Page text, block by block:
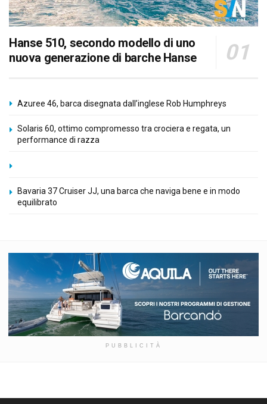
Hanse 510, secondo modello di uno
nuova generazione di barche Hanse
Azuree 46, barca disegnata dall’inglese Rob Humphreys
Solaris 60, ottimo compromesso tra crociera e regata, un
performance di razza
Bavaria 37 Cruiser JJ, una barca che naviga bene e in modo
equilibrato
PUBBLICITÀ